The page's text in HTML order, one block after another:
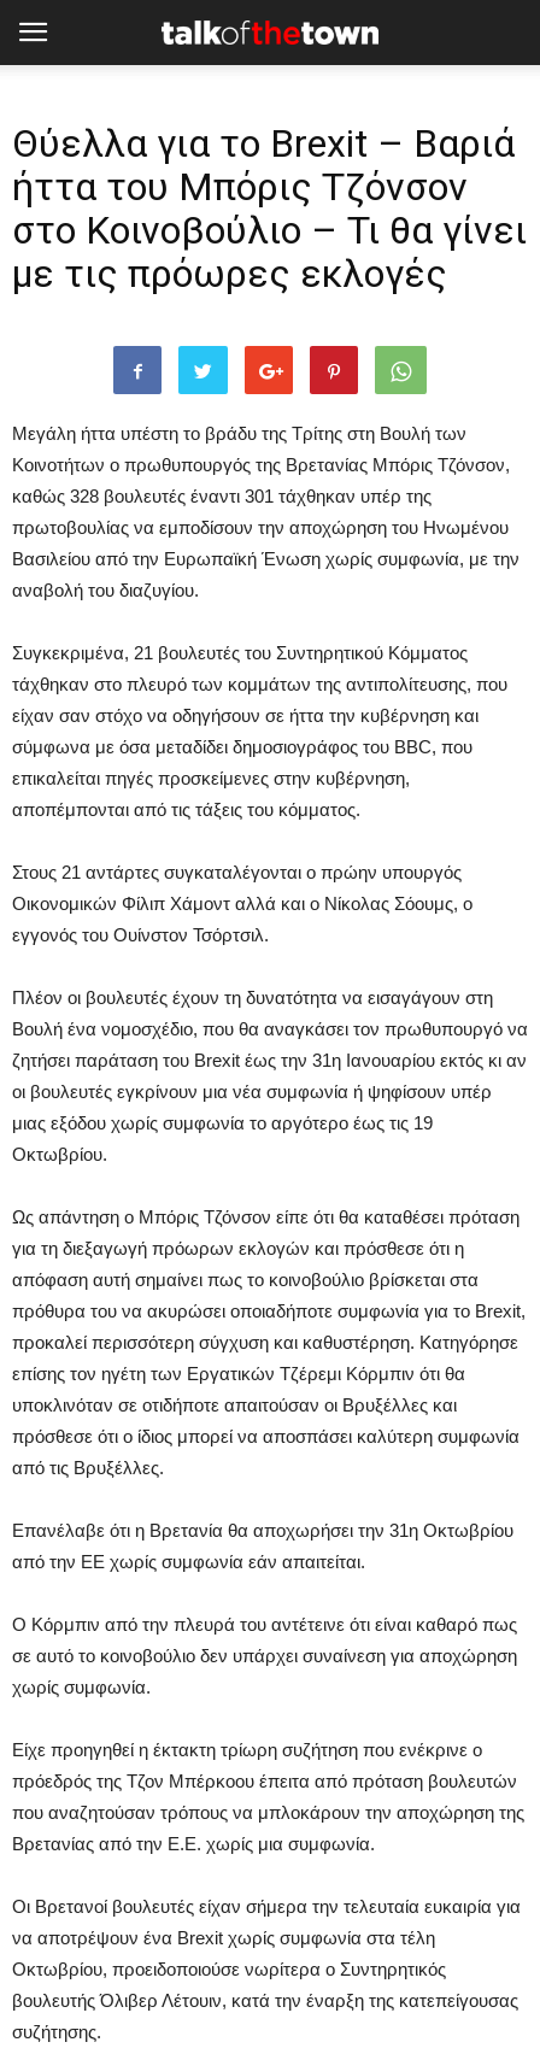
Θύελλα για το Brexit – Βαριά
ήττα του Μπόρις Τζόνσον
στο Κοινοβούλιο – Τι θα γίνει
με τις πρόωρες εκλογές
Μεγάλη ήττα υπέστη το βράδυ της Τρίτης στη Βουλή των
Κοινοτήτων ο πρωθυπουργός της Βρετανίας Μπόρις Τζόνσον,
καθώς 328 βουλευτές έναντι 301 τάχθηκαν υπέρ της
πρωτοβουλίας να εμποδίσουν την αποχώρηση του Ηνωμένου
Βασιλείου από την Ευρωπαϊκή Ένωση χωρίς συμφωνία, με την
αναβολή του διαζυγίου.
Συγκεκριμένα, 21 βουλευτές του Συντηρητικού Κόμματος
τάχθηκαν στο πλευρό των κομμάτων της αντιπολίτευσης, που
είχαν σαν στόχο να οδηγήσουν σε ήττα την κυβέρνηση και
σύμφωνα με όσα μεταδίδει δημοσιογράφος του BBC, που
επικαλείται πηγές προσκείμενες στην κυβέρνηση,
αποπέμπονται από τις τάξεις του κόμματος.
Στους 21 αντάρτες συγκαταλέγονται ο πρώην υπουργός
Οικονομικών Φίλιπ Χάμοντ αλλά και ο Νίκολας Σόουμς, ο
εγγονός του Ουίνστον Τσόρτσιλ.
Πλέον οι βουλευτές έχουν τη δυνατότητα να εισαγάγουν στη
Βουλή ένα νομοσχέδιο, που θα αναγκάσει τον πρωθυπουργό να
ζητήσει παράταση του Brexit έως την 31η Ιανουαρίου εκτός κι αν
οι βουλευτές εγκρίνουν μια νέα συμφωνία ή ψηφίσουν υπέρ
μιας εξόδου χωρίς συμφωνία το αργότερο έως τις 19
Οκτωβρίου.
Ως απάντηση ο Μπόρις Τζόνσον είπε ότι θα καταθέσει πρόταση
για τη διεξαγωγή πρόωρων εκλογών και πρόσθεσε ότι η
απόφαση αυτή σημαίνει πως το κοινοβούλιο βρίσκεται στα
πρόθυρα του να ακυρώσει οποιαδήποτε συμφωνία για το Brexit,
προκαλεί περισσότερη σύγχυση και καθυστέρηση. Κατηγόρησε
επίσης τον ηγέτη των Εργατικών Τζέρεμι Κόρμπιν ότι θα
υποκλινόταν σε οτιδήποτε απαιτούσαν οι Βρυξέλλες και
πρόσθεσε ότι ο ίδιος μπορεί να αποσπάσει καλύτερη συμφωνία
από τις Βρυξέλλες.
Επανέλαβε ότι η Βρετανία θα αποχωρήσει την 31η Οκτωβρίου
από την ΕΕ χωρίς συμφωνία εάν απαιτείται.
Ο Κόρμπιν από την πλευρά του αντέτεινε ότι είναι καθαρό πως
σε αυτό το κοινοβούλιο δεν υπάρχει συναίνεση για αποχώρηση
χωρίς συμφωνία.
Είχε προηγηθεί η έκτακτη τρίωρη συζήτηση που ενέκρινε ο
πρόεδρός της Τζον Μπέρκοου έπειτα από πρόταση βουλευτών
που αναζητούσαν τρόπους να μπλοκάρουν την αποχώρηση της
Βρετανίας από την Ε.Ε. χωρίς μια συμφωνία.
Οι Βρετανοί βουλευτές είχαν σήμερα την τελευταία ευκαιρία για
να αποτρέψουν ένα Brexit χωρίς συμφωνία στα τέλη
Οκτωβρίου, προειδοποιούσε νωρίτερα ο Συντηρητικός
βουλευτής Όλιβερ Λέτουιν, κατά την έναρξη της κατεπείγουσας
συζήτησης.